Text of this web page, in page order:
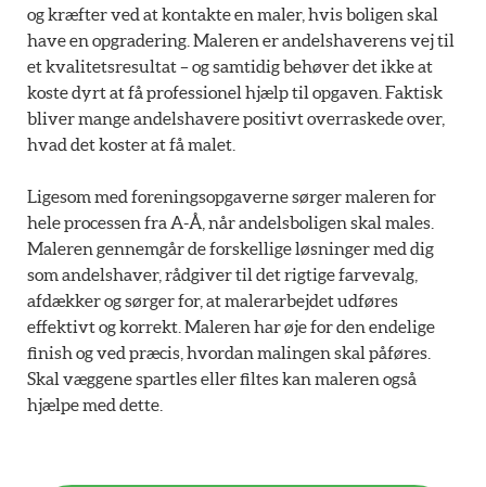
og kræfter ved at kontakte en maler, hvis boligen skal
have en opgradering. Maleren er andelshaverens vej til
et kvalitetsresultat – og samtidig behøver det ikke at
koste dyrt at få professionel hjælp til opgaven. Faktisk
bliver mange andelshavere positivt overraskede over,
hvad det koster at få malet.
Ligesom med foreningsopgaverne sørger maleren for
hele processen fra A-Å, når andelsboligen skal males.
Maleren gennemgår de forskellige løsninger med dig
som andelshaver, rådgiver til det rigtige farvevalg,
afdækker og sørger for, at malerarbejdet udføres
effektivt og korrekt. Maleren har øje for den endelige
finish og ved præcis, hvordan malingen skal påføres.
Skal væggene spartles eller filtes kan maleren også
hjælpe med dette.